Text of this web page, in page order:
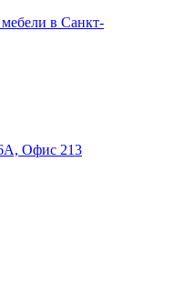
Офис 213